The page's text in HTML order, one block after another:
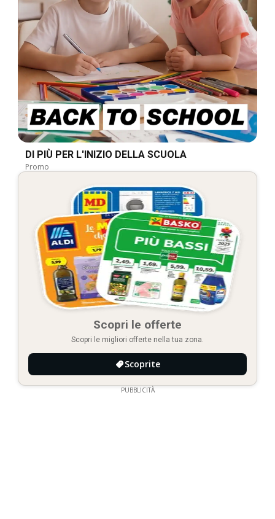
DI PIÙ PER L'INIZIO DELLA SCUOLA
Promo
Scopri le offerte
Scopri le migliori offerte nella tua zona.
Scoprite
PUBBLICITÀ